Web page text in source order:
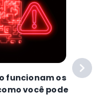
funcionam os
você pode